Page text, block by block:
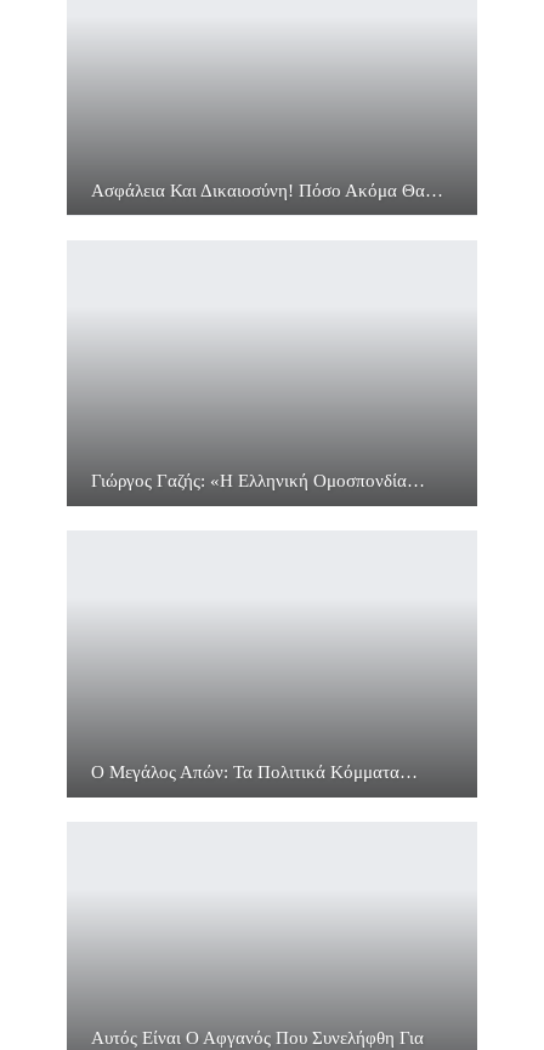
Ασφάλεια Και Δικαιοσύνη! Πόσο Ακόμα Θα…
Γιώργος Γαζής: «Η Ελληνική Ομοσπονδία…
Ο Μεγάλος Απών: Τα Πολιτικά Κόμματα…
Αυτός Είναι Ο Αφγανός Που Συνελήφθη Για